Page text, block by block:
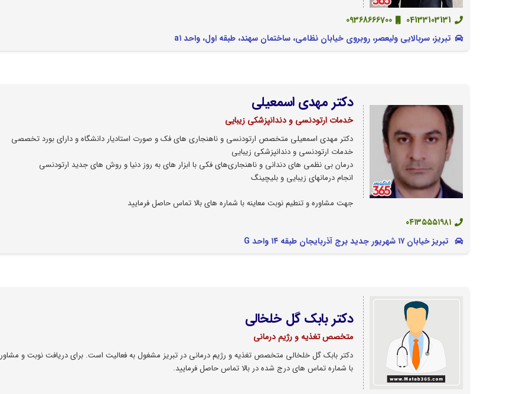
04133103131
09368666700
تبریز، سربالایی ولیعصر، روبروی خیابان نظامی، ساختمان سهند، طبقه اول، واحد a۱
دکتر مهدی اسمعیلی
خدمات ارتودنسی و دندانپزشکی زیبایی
دکتر مهدی اسمعیلی متخصص ارتودنسی و ناهنجاری های فک و صورت استادیار دانشگاه و دارای بورد تخصصی
خدمات ارتودنسی و دندانپزشکی زیبایی
درمان بی نظمی های دندانی و ناهنجاری‌های فکی با ابزار های به روز دنیا و روش های جدید ارتودنسی
انجام درمانهای زیبایی و بلیچینگ
جهت مشاوره و تنطیم نوبت معاینه با شماره های بالا تماس حاصل فرمایید
۰۴۱۳۵۵۵۱۹۸۱
تبریز خیابان ۱۷ شهریور جدید برج آذربایجان طبقه ۱۴ واحد G
دکتر بابک گل خلخالی
متخصص تغذیه و رژیم درمانی
دکتر بابک گل خلخالی متخصص تغذیه و رژیم درمانی در تبریز مشغول به فعالیت است. برای دریافت نوبت و
با شماره تماس های درج شده در بالا تماس حاصل فرمایید.